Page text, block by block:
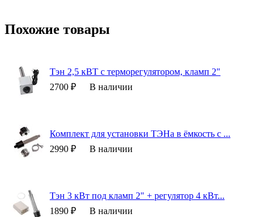
Похожие товары
Тэн 2,5 кВТ с терморегулятором, кламп 2"
2700 ₽
В наличии
Комплект для установки ТЭНа в ёмкость с ...
2990 ₽
В наличии
Тэн 3 кВт под кламп 2" + регулятор 4 кВт...
1890 ₽
В наличии